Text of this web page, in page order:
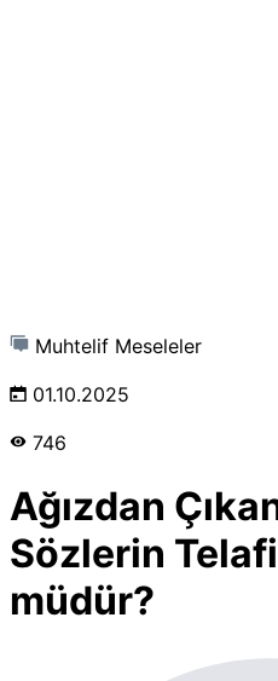
Muhtelif Meseleler
01.10.2025
746
Ağızdan
Sözlerin
müdür?